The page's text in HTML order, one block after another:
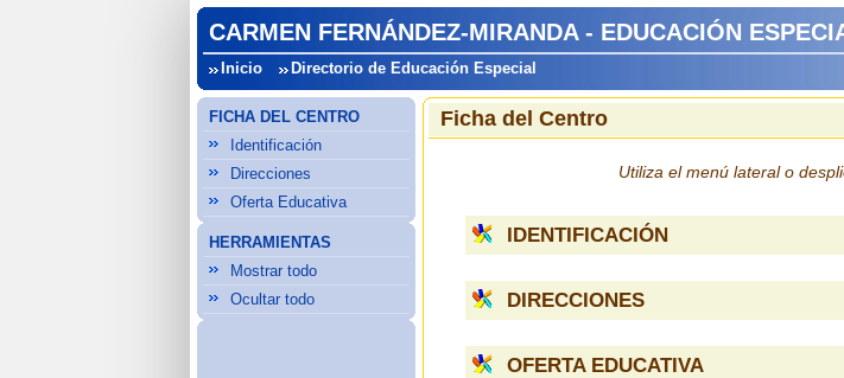
CARMEN FERNÁNDEZ-MIRANDA - EDUCACIÓN
Inicio Directorio de Educación Especial
FICHA DEL CENTRO
Identificación
Direcciones
Oferta Educativa
HERRAMIENTAS
Mostrar todo
Ocultar todo
Ficha del Centro
Utiliza el menú lateral o
IDENTIFICACIÓN
DIRECCIONES
OFERTA EDUCATIVA